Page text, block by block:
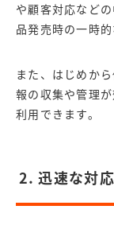
や顧客対応など
品発売時の一時
また、はじめか
報の収集や管理
利用できます。
2. 迅速な対